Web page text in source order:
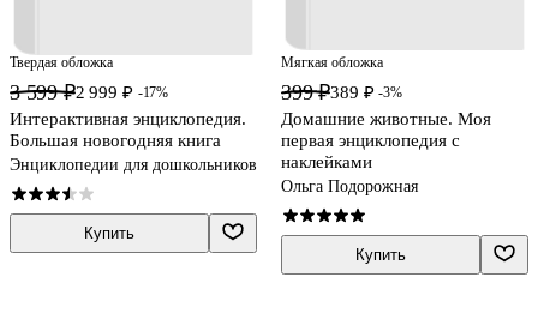
Твердая обложка
3 599 ₽2 999 ₽ -17%
Интерактивная энциклопедия.
Большая новогодняя книга
Энциклопедии для дошкольников
Купить
Мягкая обложка
399 ₽389 ₽ -3%
Домашние животные. Моя
первая энциклопедия с
наклейками
Ольга Подорожная
Купить